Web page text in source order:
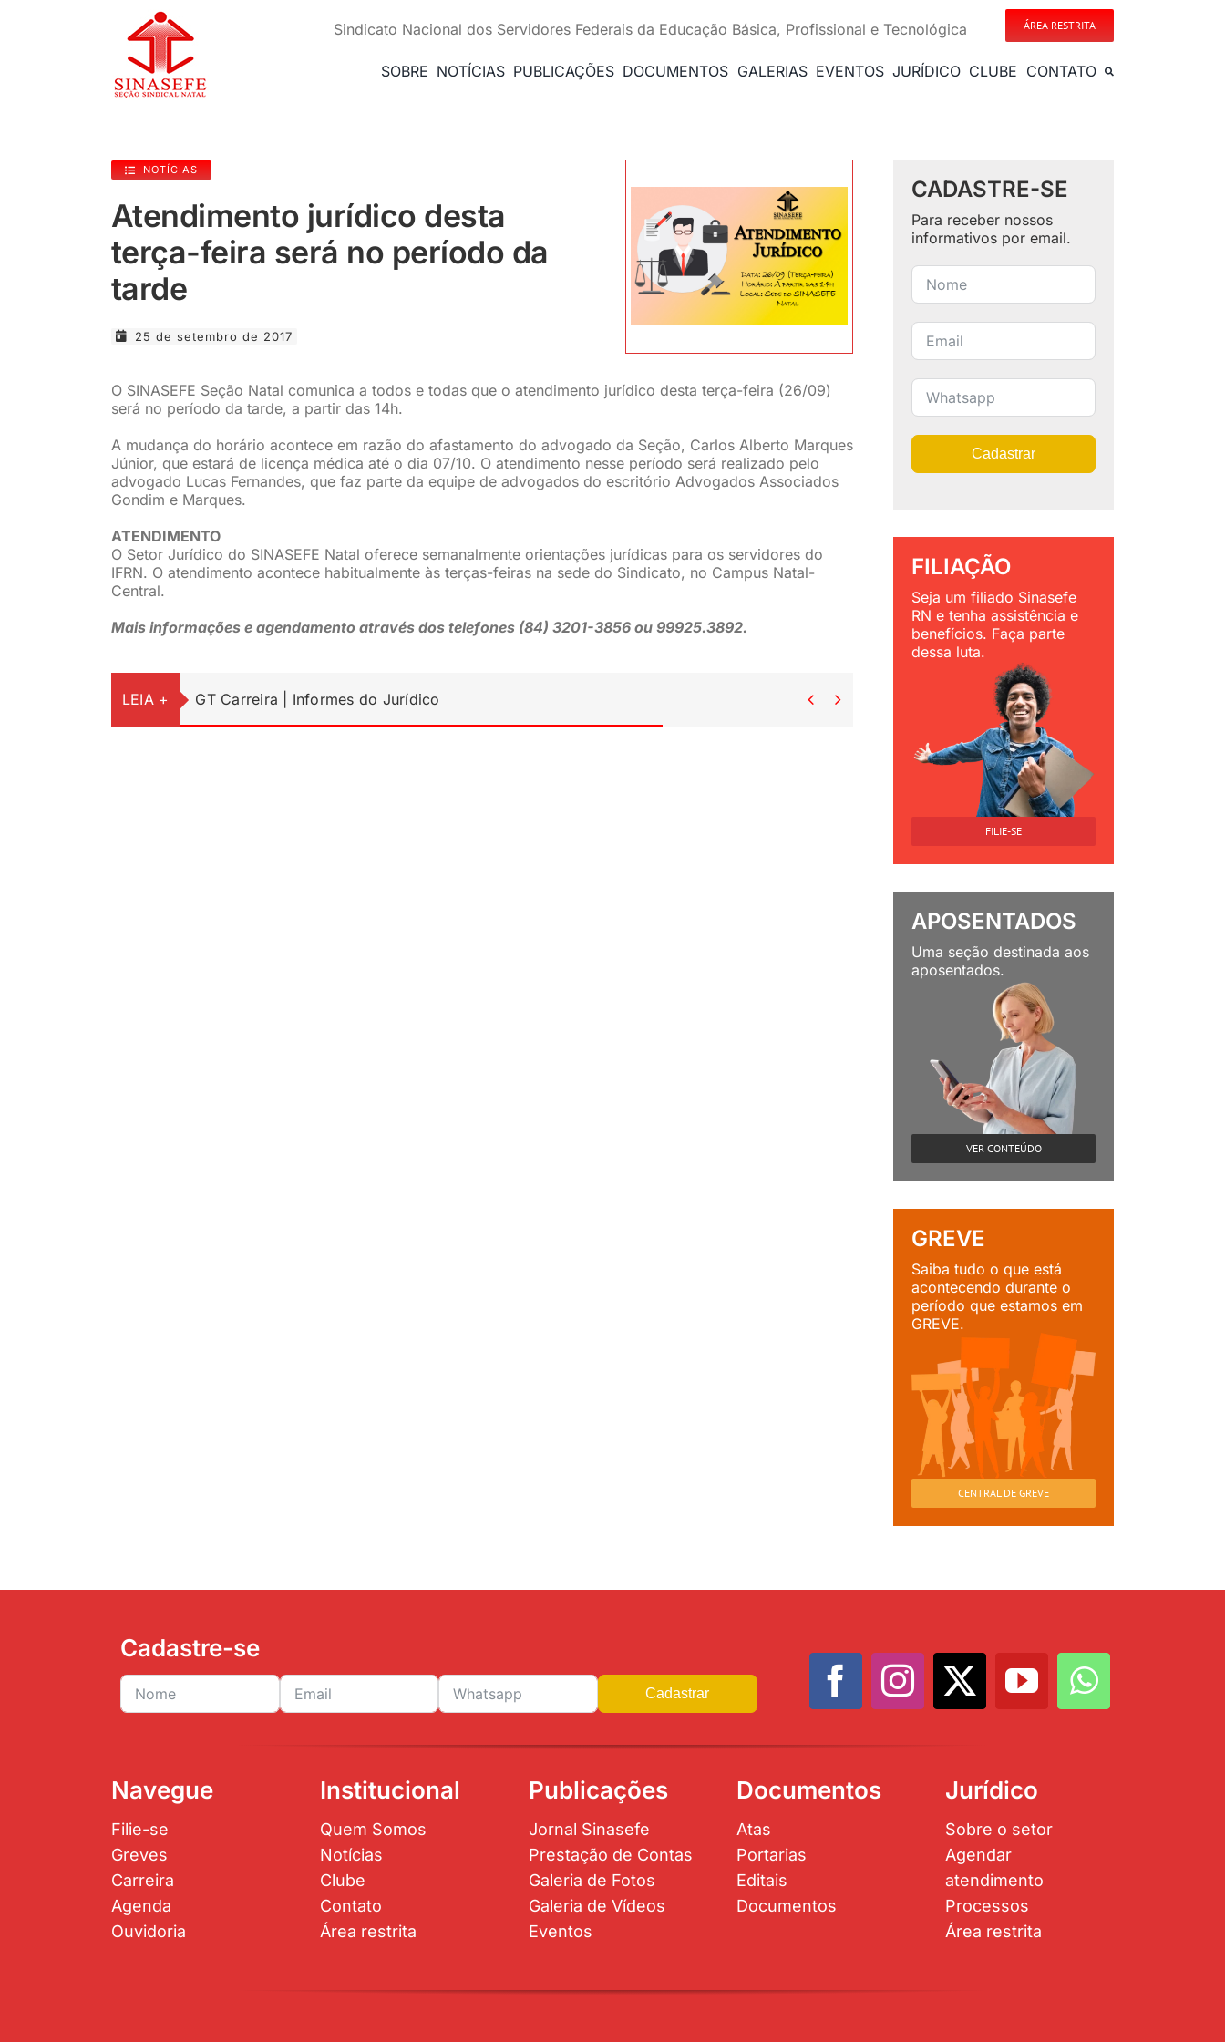
Sindicato Nacional dos Servidores Federais da Educação Básica, Profissional e Tecnológica ÁREA RESTRITA
SOBRE NOTÍCIAS PUBLICAÇÕES DOCUMENTOS GALERIAS EVENTOS JURÍDICO CLUBE CONTATO
NOTÍCIAS
Atendimento jurídico desta
terça-feira será no período da
tarde
25 de setembro de 2017
O SINASEFE Seção Natal comunica a todos e todas que o atendimento jurídico desta terça-feira (26/09)
será no período da tarde, a partir das 14h.
A mudança do horário acontece em razão do afastamento do advogado da Seção, Carlos Alberto Marques
Júnior, que estará de licença médica até o dia 07/10. O atendimento nesse período será realizado pelo
advogado Lucas Fernandes, que faz parte da equipe de advogados do escritório Advogados Associados
Gondim e Marques.
ATENDIMENTO
O Setor Jurídico do SINASEFE Natal oferece semanalmente orientações jurídicas para os servidores do
IFRN. O atendimento acontece habitualmente às terças-feiras na sede do Sindicato, no Campus Natal-
Central.
Mais informações e agendamento através dos telefones (84) 3201-3856 ou 99925.3892.
LEIA + GT Carreira | Informes do Jurídico  
CADASTRE-SE
Para receber nossos
informativos por email.
Cadastrar
FILIAÇÃO
Seja um filiado Sinasefe
RN e tenha assistência e
benefícios. Faça parte
dessa luta.
FILIE-SE
APOSENTADOS
Uma seção destinada aos
aposentados.
VER CONTEÚDO
GREVE
Saiba tudo o que está
acontecendo durante o
período que estamos em
GREVE.
CENTRAL DE GREVE
Cadastre-se
Cadastrar
Navegue
Filie-se
Greves
Carreira
Agenda
Ouvidoria
Institucional
Quem Somos
Notícias
Clube
Contato
Área restrita
Publicações
Jornal Sinasefe
Prestação de Contas
Galeria de Fotos
Galeria de Vídeos
Eventos
Documentos
Atas
Portarias
Editais
Documentos
Jurídico
Sobre o setor
Agendar
atendimento
Processos
Área restrita